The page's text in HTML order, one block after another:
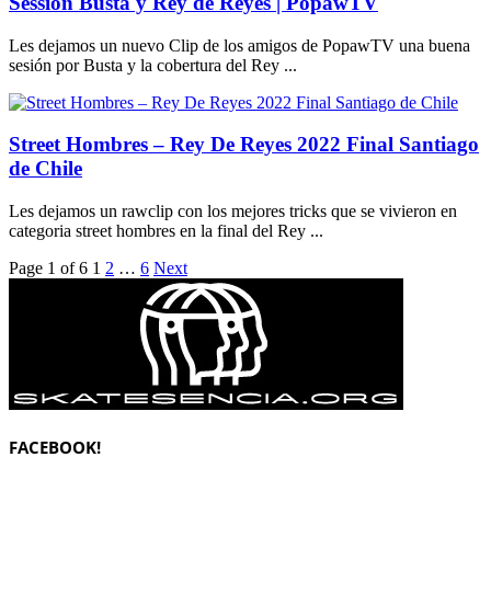
Les dejamos un nuevo Clip de los amigos de PopawTV una buena
sesión por Busta y la cobertura del Rey ...
Street Hombres – Rey De Reyes 2022 Final Santiago
de Chile
Les dejamos un rawclip con los mejores tricks que se vivieron en
categoria street hombres en la final del Rey ...
Page 1 of 6 1 2 … 6 Next
FACEBOOK!